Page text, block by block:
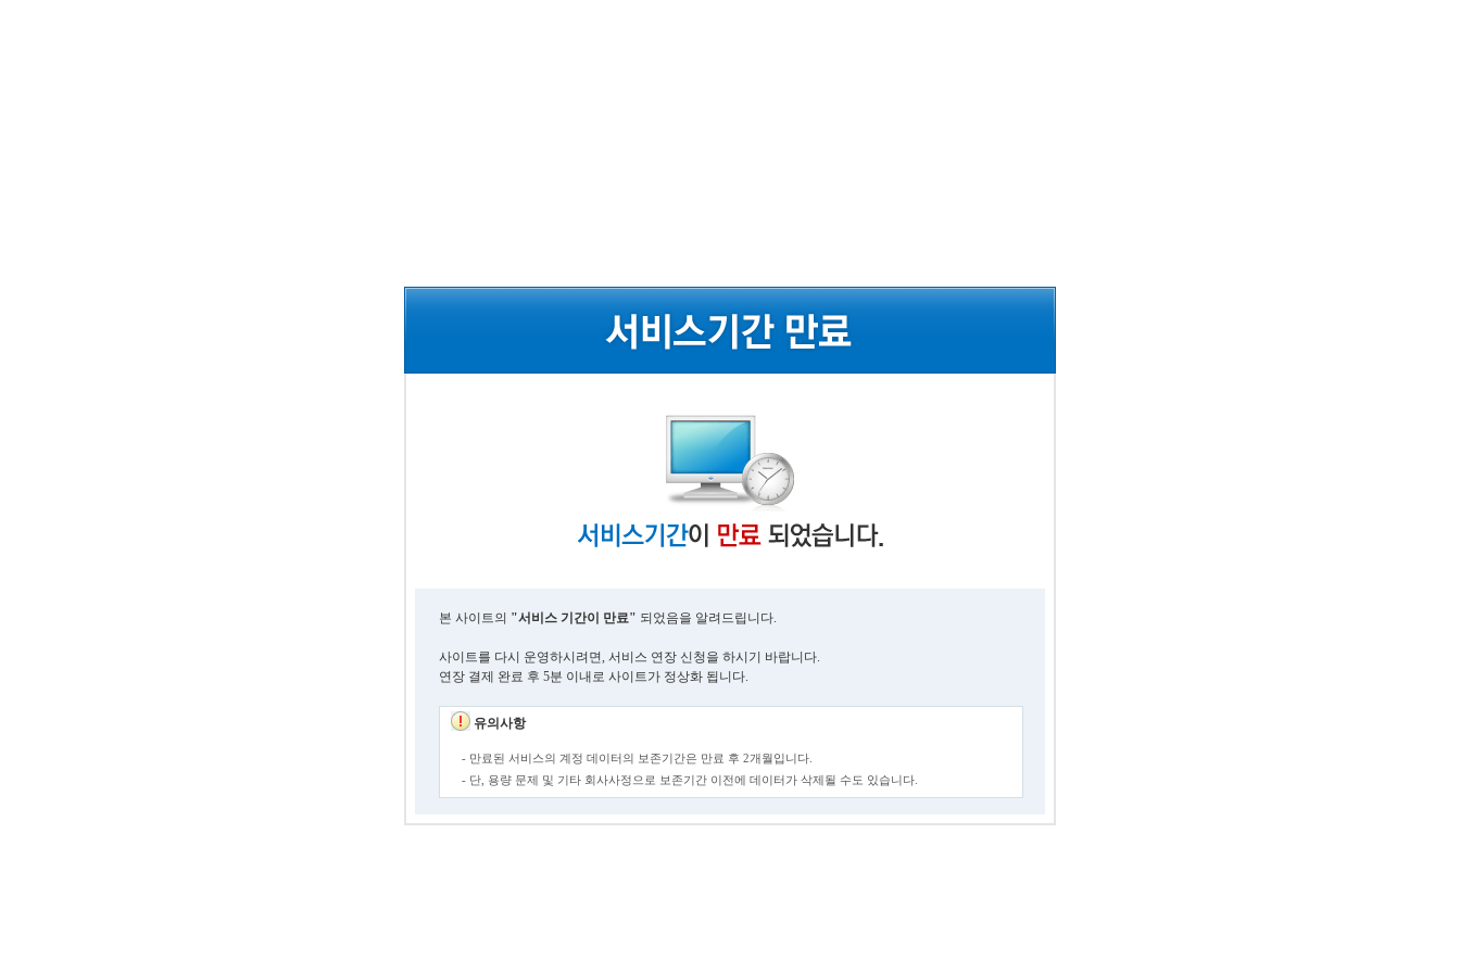
본 사이트의 "서비스 기간이 만료" 되었음을 알려드립니다.
사이트를 다시 운영하시려면, 서비스 연장 신청을 하시기 바랍니다.
연장 결제 완료 후 5분 이내로 사이트가 정상화 됩니다.
유의사항
- 만료된 서비스의 계정 데이터의 보존기간은 만료 후 2개월입니다.
- 단, 용량 문제 및 기타 회사사정으로 보존기간 이전에 데이터가 삭제될 수도 있습니다.